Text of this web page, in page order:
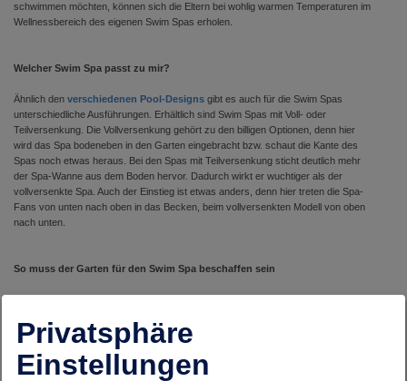
schwimmen möchten, können sich die Eltern bei wohlig warmen Temperaturen im
Wellnessbereich des eigenen Swim Spas erholen.
Welcher Swim Spa passt zu mir?
Ähnlich den verschiedenen Pool-Designs gibt es auch für die Swim Spas
unterschiedliche Ausführungen. Erhältlich sind Swim Spas mit Voll- oder
Teilversenkung. Die Vollversenkung gehört zu den billigen Optionen, denn hier
wird das Spa bodeneben in den Garten eingebracht bzw. schaut die Kante des
Spas noch etwas heraus. Bei den Spas mit Teilversenkung sticht deutlich mehr
der Spa-Wanne aus dem Boden hervor. Dadurch wirkt er wuchtiger als der
vollversenkte Spa. Auch der Einstieg ist etwas anders, denn hier treten die Spa-
Fans von unten nach oben in das Becken, beim vollversenkten Modell von oben
nach unten.
So muss der Garten für den Swim Spa beschaffen sein
Unabhängig von der Größe sollte ein Swim Spa beispielsweise immer ca. 60 cm
Abstand zu anderen Objekten oder der Hauswand haben. Diesen Platz gilt es
vorher genau auszumessen, da sich der Swim Spa aufgrund der Größe im
Gegensatz zu einem kleineren Whirlpool nachträglich nicht mehr verschieben
Privatsphäre
Einstellungen